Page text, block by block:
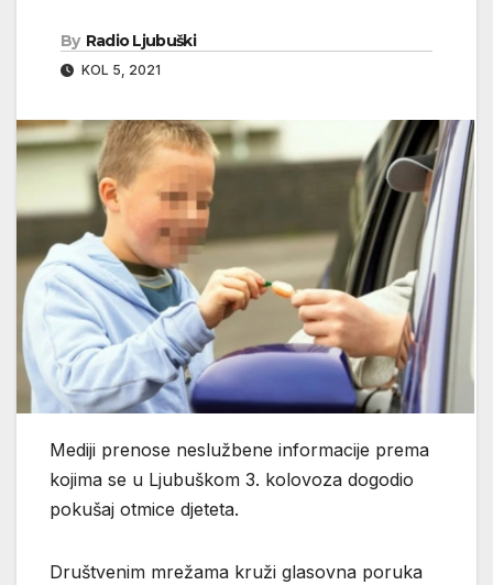
By Radio Ljubuški
KOL 5, 2021
Mediji prenose neslužbene informacije prema
kojima se u Ljubuškom 3. kolovoza dogodio
pokušaj otmice djeteta.
Društvenim mrežama kruži glasovna poruka